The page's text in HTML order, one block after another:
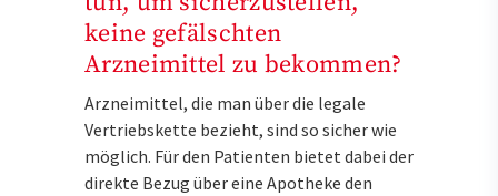
keine gefälschten
Arzneimittel zu bekommen?
Arzneimittel, die man über die legale
Vertriebskette bezieht, sind so sicher wie
möglich. Für den Patienten bietet dabei der
direkte Bezug über eine Apotheke den